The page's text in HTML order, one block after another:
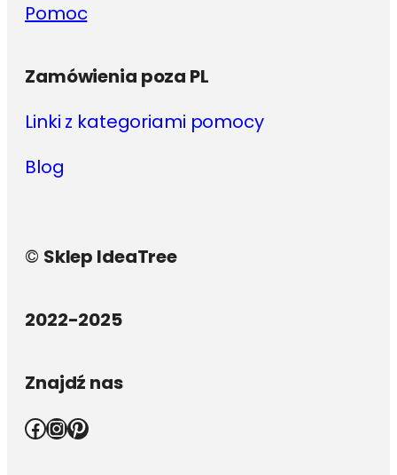
Pomoc
Zamówienia poza PL
Linki z kategoriami pomocy
Blog
© Sklep IdeaTree
2022-2025
Znajdź nas
Facebook InstagramPinterest